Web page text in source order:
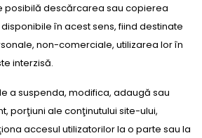
posibilă descărcarea sau copierea
în acest sens, fiind destinate
non-comerciale, utilizarea lor în
interzisă.
a suspenda, modifica, adaugă sau
porţiuni ale conţinutului site-ului,
accesul utilizatorilor la o parte sau la